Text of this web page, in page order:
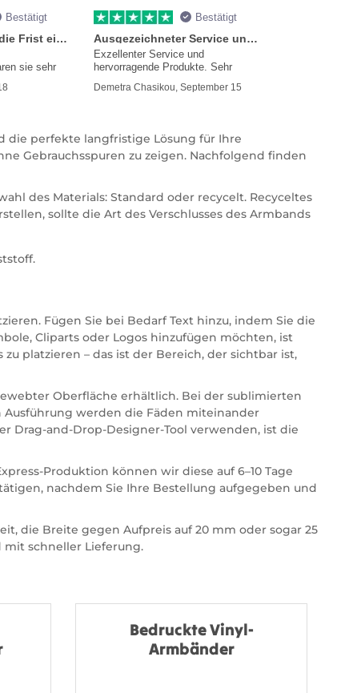
Bestätigt
Sie versprachen, die Frist einzuhalten
sie sehr
Bestätigt
Ausgezeichneter Service und Produkte
Exzellenter Service und
hervorragende Produkte. Sehr
Demetra Chasikou, September 15
die perfekte langfristige Lösung für Ihre
Gebrauchsspuren zu zeigen. Nachfolgend finden
des Materials: Standard oder recycelt. Recyceltes
sollte die Art des Verschlusses des Armbands
Fügen Sie bei Bedarf Text hinzu, indem Sie die
Cliparts oder Logos hinzufügen möchten, ist
platzieren – das ist der Bereich, der sichtbar ist,
Oberfläche erhältlich. Bei der sublimierten
werden die Fäden miteinander
Drag-and-Drop-Designer-Tool verwenden, ist die
Produktion können wir diese auf 6–10 Tage
nachdem Sie Ihre Bestellung aufgegeben und
die Breite gegen Aufpreis auf 20 mm oder sogar 25
mit schneller Lieferung.
Bedruckte Vinyl-
Armbänder